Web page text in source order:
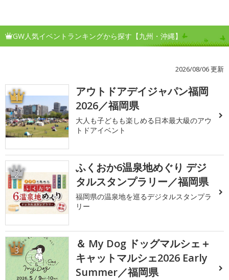
GW人気イベントランキングから探す【九州・沖縄】
2026/08/06 更新
1
アウトドアデイジャパン福岡
2026／福岡県
大人も子どもも楽しめる日本最大級のアウ
トドアイベント
2
ふくおか6温泉地めぐり デジ
タルスタンプラリー／福岡県
福岡県の温泉地を巡るデジタルスタンプラ
リー
3
＆ My Dog ドッグマルシェ＋
キャットマルシェ2026 Early
Summer／福岡県